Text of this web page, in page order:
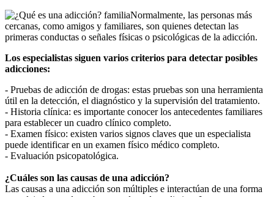
Normalmente, las personas más
cercanas, como amigos y familiares, son quienes detectan las
primeras conductas o señales físicas o psicológicas de la adicción.
Los especialistas siguen varios criterios para detectar posibles
adicciones:
- Pruebas de adicción de drogas: estas pruebas son una herramienta
útil en la detección, el diagnóstico y la supervisión del tratamiento.
- Historia clínica: es importante conocer los antecedentes familiares
para establecer un cuadro clínico completo.
- Examen físico: existen varios signos claves que un especialista
puede identificar en un examen físico médico completo.
- Evaluación psicopatológica.
¿Cuáles son las causas de una adicción?
Las causas a una adicción son múltiples e interactúan de una forma